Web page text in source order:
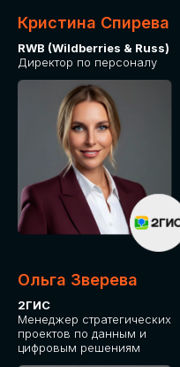
Кристина Спирева
RWB (Wildberries & Russ)
Директор по персоналу
Ольга Зверева
2ГИС
Менеджер стратегических
проектов по данным и
цифровым решениям